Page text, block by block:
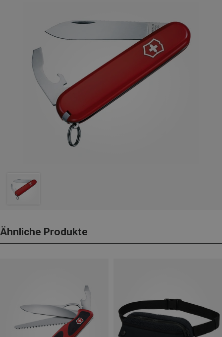
Ähnliche Produkte